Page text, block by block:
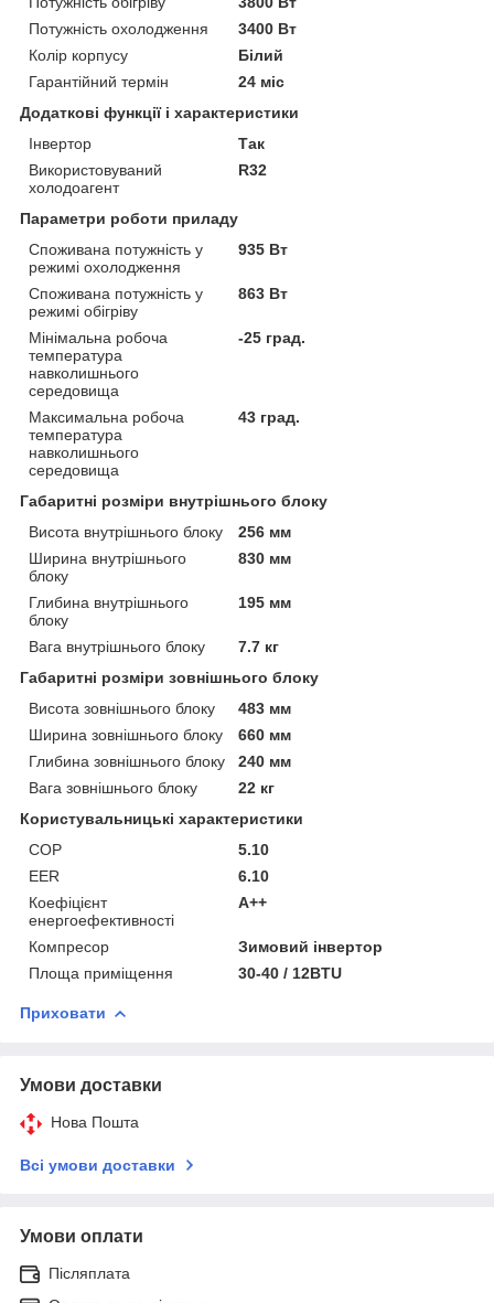
Потужність охолодження
3400 Вт
Колір корпусу
Білий
Гарантійний термін
24 міс
Додаткові функції і характеристики
Інвертор
Так
Використовуваний
холодоагент
R32
Параметри роботи приладу
Споживана потужність у
режимі охолодження
935 Вт
Споживана потужність у
режимі обігріву
863 Вт
Мінімальна робоча
температура
навколишнього
середовища
-25 град.
Максимальна робоча
температура
навколишнього
середовища
43 град.
Габаритні розміри внутрішнього блоку
Висота внутрішнього блоку
256 мм
Ширина внутрішнього
блоку
830 мм
Глибина внутрішнього
блоку
195 мм
Вага внутрішнього блоку
7.7 кг
Габаритні розміри зовнішнього блоку
Висота зовнішнього блоку
483 мм
Ширина зовнішнього блоку
660 мм
Глибина зовнішнього блоку
240 мм
Вага зовнішнього блоку
22 кг
Користувальницькі характеристики
COP
5.10
EER
6.10
Коефіцієнт
енергоефективності
А++
Компресор
Зимовий інвертор
Площа приміщення
30-40 / 12BTU
Приховати
Умови доставки
Нова Пошта
Всі умови доставки
Умови оплати
Післяплата